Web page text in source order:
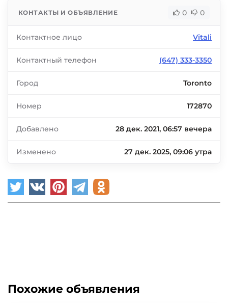
КОНТАКТЫ И ОБЪЯВЛЕНИЕ 0 0
Контактное лицо Vitali
Контактный телефон (647) 333-3350
Город Toronto
Номер 172870
Добавлено 28 дек. 2021, 06:57 вечера
Изменено 27 дек. 2025, 09:06 утра
Похожие объявления